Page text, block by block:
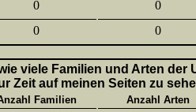
0 0
0 0
viele Familien und Arten der
Zeit auf meinen Seiten zu
Familien Anzahl Arten